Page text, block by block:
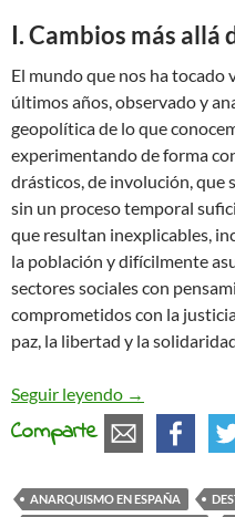
I. Cambios más allá
El mundo que nos ha tocado
últimos años, observado y
geopolítica de lo que
experimentando de forma
drásticos, de involución, que
sin un proceso temporal
que resultan inexplicables,
la población y difícilmente
sectores sociales con
comprometidos con la
paz, la libertad y la
Seguir leyendo La educación
→
Comparte
ANARQUISMO EN ESPAÑA